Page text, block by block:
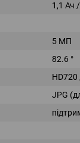
1,1 Ач
5 МП
82.6 °
HD720
JPG